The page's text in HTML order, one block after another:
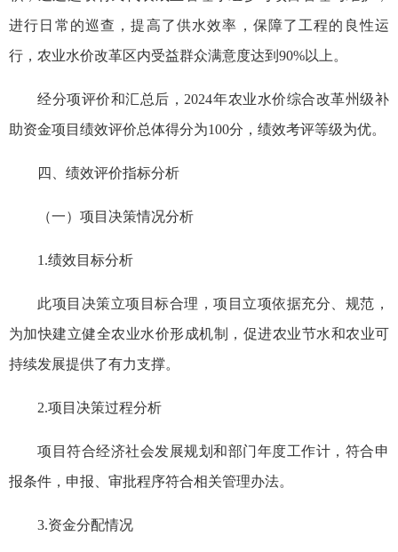
进行日常的巡查，提高了供水效率，保障了工程的良性运
行，农业水价改革区内受益群众满意度达到90%以上。
经分项评价和汇总后，2024年农业水价综合改革州级补
助资金项目绩效评价总体得分为100分，绩效考评等级为优。
四、绩效评价指标分析
（一）项目决策情况分析
1.绩效目标分析
此项目决策立项目标合理，项目立项依据充分、规范，
为加快建立健全农业水价形成机制，促进农业节水和农业可
持续发展提供了有力支撑。
2.项目决策过程分析
项目符合经济社会发展规划和部门年度工作计，符合申
报条件，申报、审批程序符合相关管理办法。
3.资金分配情况